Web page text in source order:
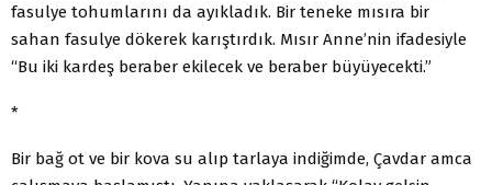
fasulye tohumlarını da ayıkladık. Bir teneke mısıra bir
sahan fasulye dökerek karıştırdık. Mısır Anne’nin ifadesiyle
“Bu iki kardeş beraber ekilecek ve beraber büyüyecekti.”
*
Bir bağ ot ve bir kova su alıp tarlaya indiğimde, Çavdar amca